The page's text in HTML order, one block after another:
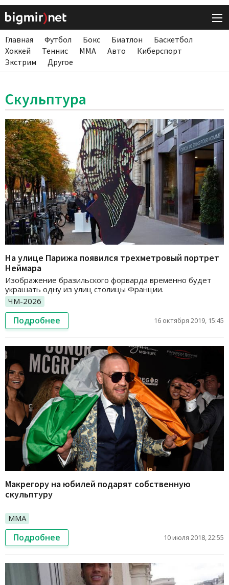
Главная Футбол Бокс Биатлон
Баскетбол
Хоккей
Теннис ММА Авто
Киберспорт
Экстрим
Другое
Скульптура
На улице Парижа появился трехметровый портрет
Неймара
Изображение бразильского форварда временно будет
украшать одну из улиц столицы Франции.
ЧМ-2026
Подробнее 16 октября 2019, 15:45
Макрегору на юбилей подарят собственную
скульптуру
ММА
Подробнее 10 июля 2018, 22:55